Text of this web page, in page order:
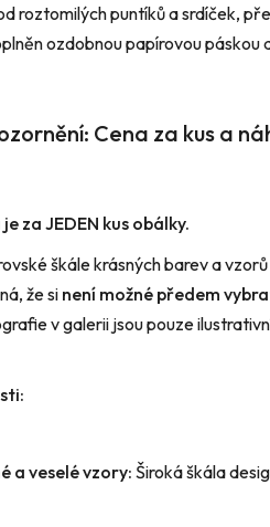
roztomilých puntíků a srdíček,
ozdobnou papírovou
Cena za kus a
za JEDEN kus obálky.
škále krásných barev a
že sinení možné předem
v galerii jsou pouze
a veselé vzory:Široká škála